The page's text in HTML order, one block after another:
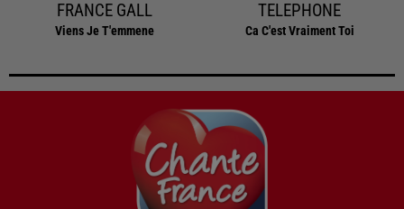
FRANCE GALL
Viens Je T'emmene
TELEPHONE
Ca C'est Vraiment Toi